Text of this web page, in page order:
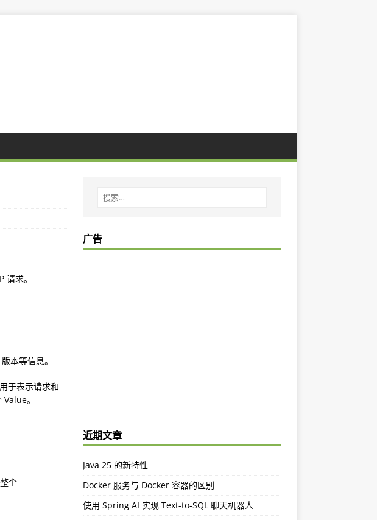
求。
本等信息。
于表示请求和
。
个
广告
近期文章
Java 25 的新特性
Docker 服务与 Docker 容器的区别
使用 Spring AI 实现 Text-to-SQL 聊天机器人